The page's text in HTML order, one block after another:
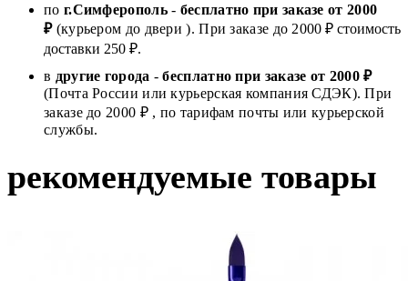
по г.Симферополь- бесплатно при заказе от 2000
₽(курьером до двери ). При заказе до 2000 ₽ стоимость
доставки 250 ₽.
в другие города -бесплатно при заказе от 2000 ₽
(Почта России или курьерская компания СДЭК). При
заказе до 2000 ₽ , по тарифам почты или курьерской
службы.
рекомендуемые товары